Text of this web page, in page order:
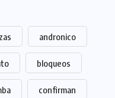
andronico
bloqueos
confirman